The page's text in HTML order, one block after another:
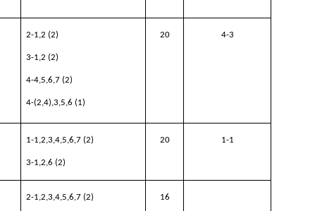
2-1,2 (2)
3-1,2 (2)
4-4,5,6,7 (2)
4-(2,4),3,5,6 (1)
20 4-3
1-1,2,3,4,5,6,7 (2)
3-1,2,6 (2)
20 1-1
2-1,2,3,4,5,6,7 (2) 16